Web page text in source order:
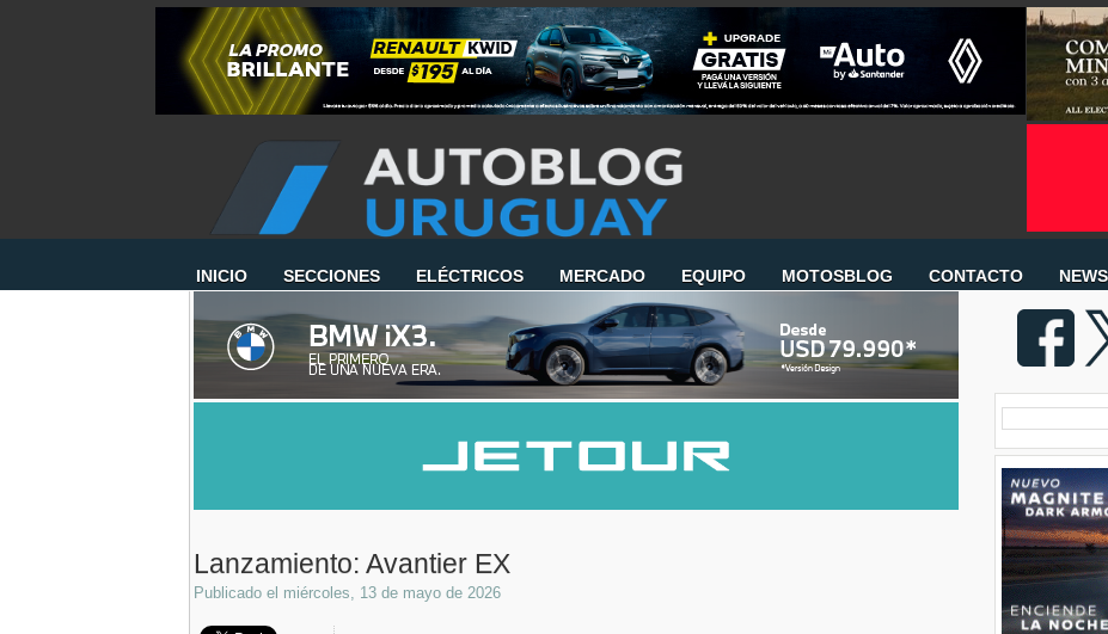
INICIO SECCIONES ELÉCTRICOS MERCADO EQUIPO MOTOSBLOG CONTACTO
Lanzamiento: Avantier EX
Publicado el miércoles, 13 de mayo de 2026